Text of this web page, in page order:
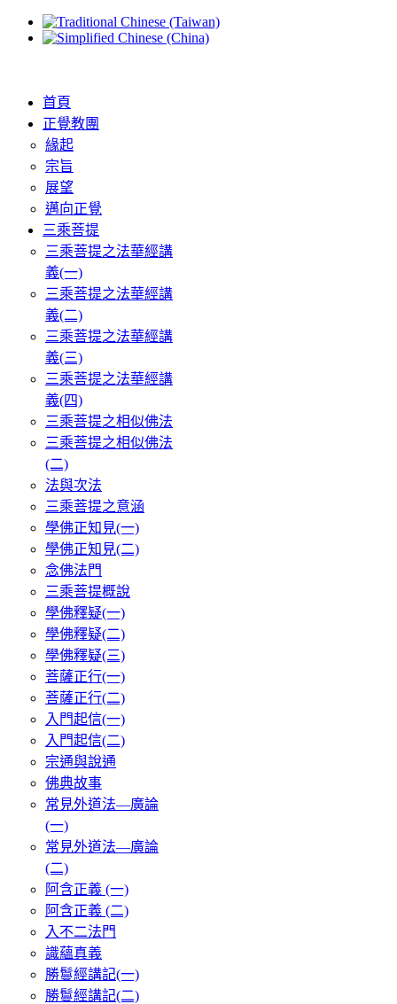
首頁
正覺教團
緣起
宗旨
展望
邁向正覺
三乘菩提
三乘菩提之法華經講
義(一)
三乘菩提之法華經講
義(二)
三乘菩提之法華經講
義(三)
三乘菩提之法華經講
義(四)
三乘菩提之相似佛法
三乘菩提之相似佛法
(二)
法與次法
三乘菩提之意涵
學佛正知見(一)
學佛正知見(二)
念佛法門
三乘菩提概說
學佛釋疑(一)
學佛釋疑(二)
學佛釋疑(三)
菩薩正行(一)
菩薩正行(二)
入門起信(一)
入門起信(二)
宗通與說通
佛典故事
常見外道法—廣論
(一)
常見外道法—廣論
(二)
阿含正義 (一)
阿含正義 (二)
入不二法門
識蘊真義
勝鬘經講記(一)
勝鬘經講記(二)